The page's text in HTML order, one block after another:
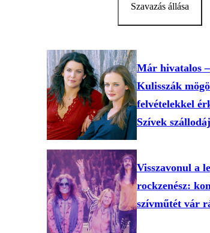
Szavazás állása
Már hivatalos –
Kulisszák
felvételekkel
Szívek
Visszavonul a
rockzenész:
szívműtét vár